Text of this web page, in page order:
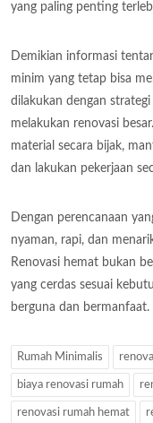
yang paling penting
Demikian informasi
minim yang tetap bisa
dilakukan dengan
melakukan renovasi
material secara bijak,
dan lakukan pekerjaan
Dengan perencanaan
nyaman, rapi, dan
Renovasi hemat bukan
yang cerdas sesuai
berguna dan bermanfaat.
Rumah Minimalis
biaya renovasi rumah
renovasi rumah hemat